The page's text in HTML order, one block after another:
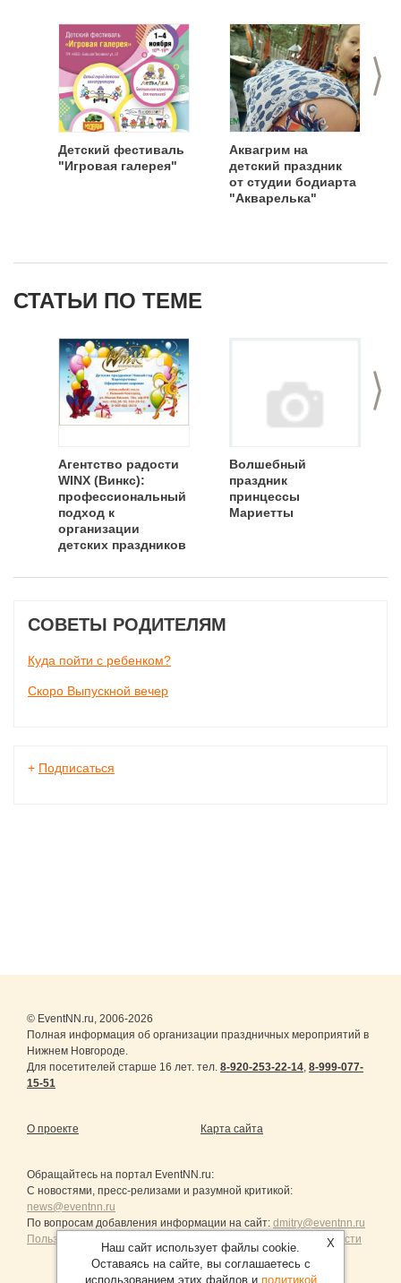
>
Детский фестиваль
"Игровая галерея"
Аквагрим на
детский праздник
от студии бодиарта
"Акварелька"
СТАТЬИ ПО ТЕМЕ
>
Агентство радости
WINX (Винкс):
профессиональный
подход к
организации
детских праздников
Волшебный
праздник
принцессы
Мариетты
СОВЕТЫ РОДИТЕЛЯМ
Куда пойти с ребенком?
Скоро Выпускной вечер
+ Подписаться
© EventNN.ru, 2006-2026
Полная информация об организации праздничных мероприятий в
Нижнем Новгороде.
Для посетителей старше 16 лет. тел. 8-920-253-22-14, 8-999-077-
15-51
О проекте Карта сайта
Обращайтесь на портал EventNN.ru:
С новостями, пресс-релизами и разумной критикой:
news@eventnn.ru
По вопросам добавления информации на сайт: dmitry@eventnn.ru
Пользовательское Соглашение и политика конфиденциальности
X
Наш сайт использует файлы cookie.
Оставаясь на сайте, вы соглашаетесь с
использованием этих файлов и политикой